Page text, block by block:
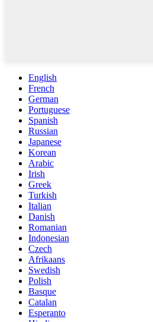
English
French
German
Portuguese
Spanish
Russian
Japanese
Korean
Arabic
Irish
Greek
Turkish
Italian
Danish
Romanian
Indonesian
Czech
Afrikaans
Swedish
Polish
Basque
Catalan
Esperanto